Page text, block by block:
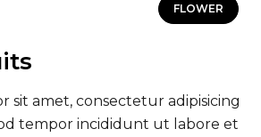
FLOWER
sit amet, consectetur adipisicing
tempor incididunt ut labore et